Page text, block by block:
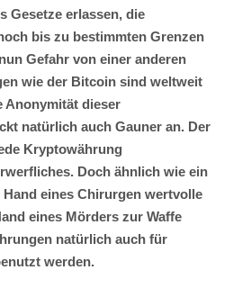
Gesetze erlassen, die
bis zu bestimmten Grenzen
Gefahr von einer anderen
wie der Bitcoin sind weltweit
Anonymität dieser
natürlich auch Gauner an. Der
Kryptowährung
Doch ähnlich wie ein
eines Chirurgen wertvolle
eines Mörders zur Waffe
natürlich auch für
werden.